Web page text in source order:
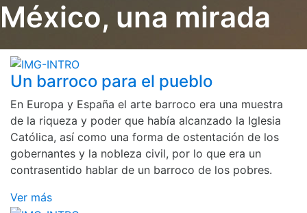
México, una mirada
Un barroco para el pueblo
En Europa y España el arte barroco era una muestra
de la riqueza y poder que había alcanzado la Iglesia
Católica, así como una forma de ostentación de los
gobernantes y la nobleza civil, por lo que era un
contrasentido hablar de un barroco de los pobres.
Ver más